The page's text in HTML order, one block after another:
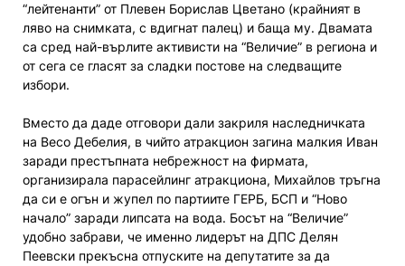
“лейтенанти” от Плевен Борислав Цветано (крайният в
ляво на снимката, с вдигнат палец) и баща му. Двамата
са сред най-върлите активисти на “Величие” в региона и
от сега се гласят за сладки постове на следващите
избори.
Вместо да даде отговори дали закриля наследничката
на Весо Дебелия, в чийто атракцион загина малкия Иван
заради престъпната небрежност на фирмата,
организирала парасейлинг атракциона, Михайлов тръгна
да си е огън и жупел по партиите ГЕРБ, БСП и “Ново
начало” заради липсата на вода. Босът на “Величие”
удобно забрави, че именно лидерът на ДПС Делян
Пеевски прекъсна отпуските на депутатите за да